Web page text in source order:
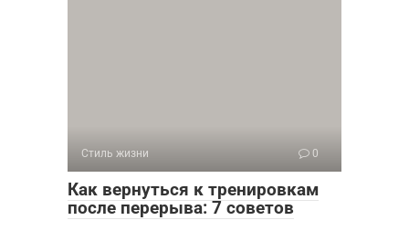
Стиль жизни 0
Как вернуться к тренировкам
после перерыва: 7 советов